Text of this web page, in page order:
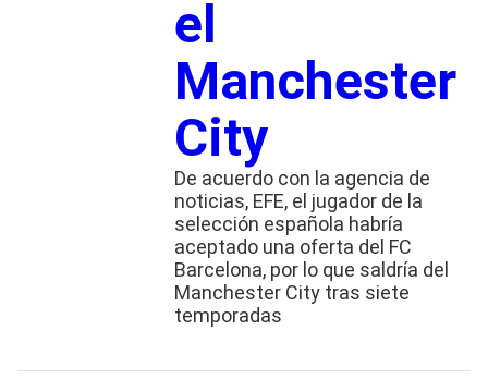
el
Manchester
City
De acuerdo con la agencia de
noticias, EFE, el jugador de la
selección española habría
aceptado una oferta del FC
Barcelona, por lo que saldría del
Manchester City tras siete
temporadas